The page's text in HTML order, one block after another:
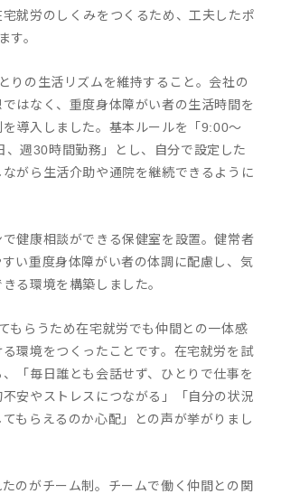
就労のしくみをつくるため、工夫したポ
す。
りの生活リズムを維持すること。会社の
はなく、重度身体障がい者の生活時間を
導入しました。基本ルールを「9:00～
、週30時間勤務」とし、自分で設定した
がら生活介助や通院を継続できるように
で健康相談ができる保健室を設置。健常者
い重度身体障がい者の体調に配慮し、気
る環境を構築しました。
もらうため在宅就労でも仲間との一体感
環境をつくったことです。在宅就労を試
「毎日誰とも会話せず、ひとりで仕事を
安やストレスにつながる」「自分の状況
もらえるのか心配」との声が挙がりまし
のがチーム制。チームで働く仲間との関